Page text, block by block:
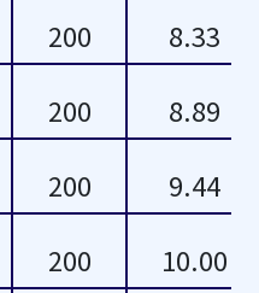
12.30
12.60
13.50
13.7
200
8.33
200
8.89
200
9.44
200
10.00